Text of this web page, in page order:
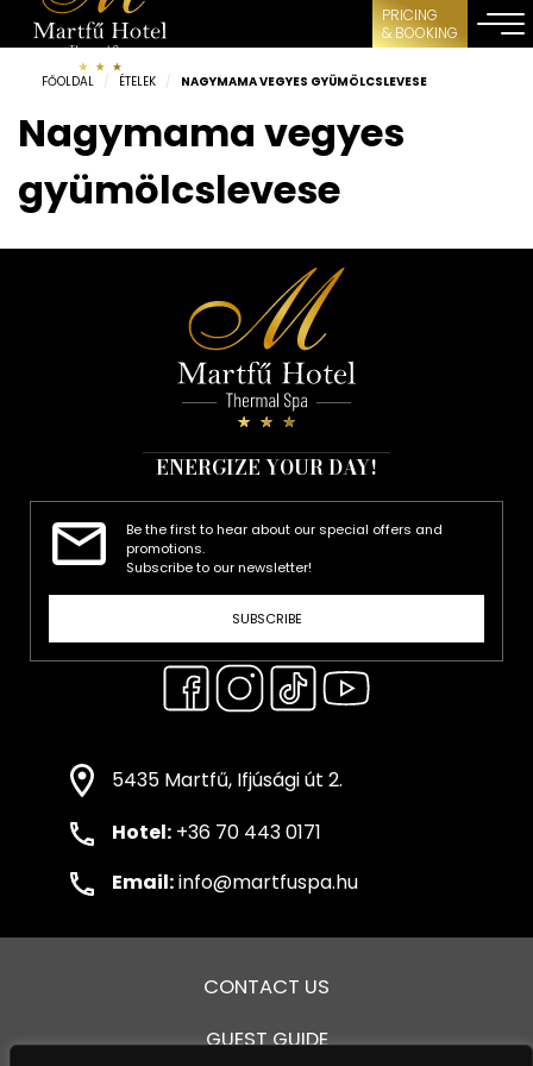
PRICING
& BOOKING
FŐOLDAL / ÉTELEK / NAGYMAMA VEGYES GYÜMÖLCSLEVESE
Nagymama vegyes
gyümölcslevese
ENERGIZE YOUR DAY!
Be the first to hear about our special offers and
promotions.
Subscribe to our newsletter!
SUBSCRIBE
5435 Martfű, Ifjúsági út 2.
Hotel: +36 70 443 0171
Email:info@martfuspa.hu
CONTACT US
GUEST GUIDE